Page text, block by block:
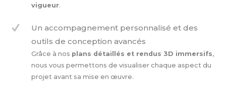
vigueur.
Un accompagnement personnalisé et des
outils de conception avancés
Grâce à nos plans détaillés et rendus 3D immersifs,
nous vous permettons de visualiser chaque aspect du
projet avant sa mise en œuvre.